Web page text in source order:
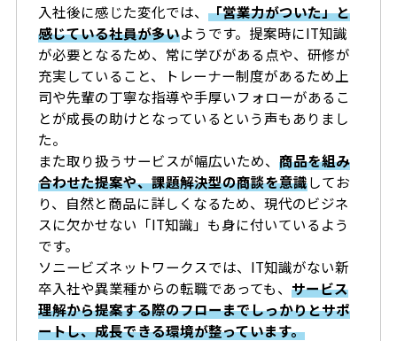
入社後に感じた変化では、 「営業力がついた」と
感じている社員が多いようです。提案時にIT知識
が必要となるため、常に学びがある点や、研修が
充実していること、トレーナー制度があるため上
司や先輩の丁寧な指導や手厚いフォローがあるこ
とが成長の助けとなっているという声もありまし
た。
また取り扱うサービスが幅広いため、 商品を組み
合わせた提案や、課題解決型の商談を意識してお
り、自然と商品に詳しくなるため、現代のビジネ
スに欠かせない「IT知識」も身に付いているよう
です。
ソニービズネットワークスでは、IT知識がない新
卒入社や異業種からの転職であっても、 サービス
理解から提案する際のフローまでしっかりとサポ
ートし、成長できる環境が整っています。